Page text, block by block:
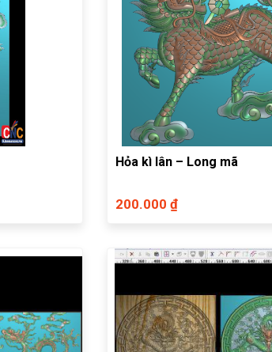
Hỏa kì lân – Long mã
200.000 ₫